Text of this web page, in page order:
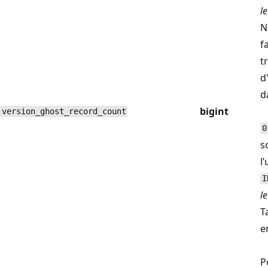
version_ghost_record_count bigint
0